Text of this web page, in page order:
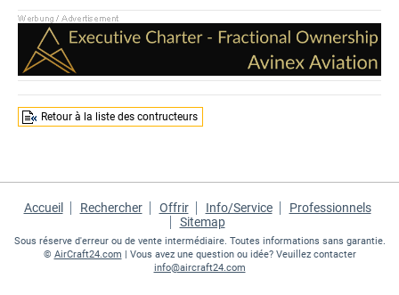
Retour à la liste des contructeurs
Accueil Rechercher Offrir Info/Service
Professionnels
Sitemap
Sous réserve d'erreur ou de vente intermédiaire. Toutes informations sans garantie.
© AirCraft24.com | Vous avez une question ou idée? Veuillez contacter
info@aircraft24.com